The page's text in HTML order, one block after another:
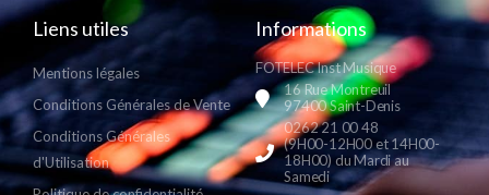
Liens utiles
Mentions légales
Conditions Générales de Vente
Conditions Générales
d'Utilisation
Informations
FOTELEC Inst Musique
16 Rue Montreuil
97400 Saint-Denis
0262 21 00 48
(9H00-12H00 et 14H00-
18H00) du Mardi au
Samedi